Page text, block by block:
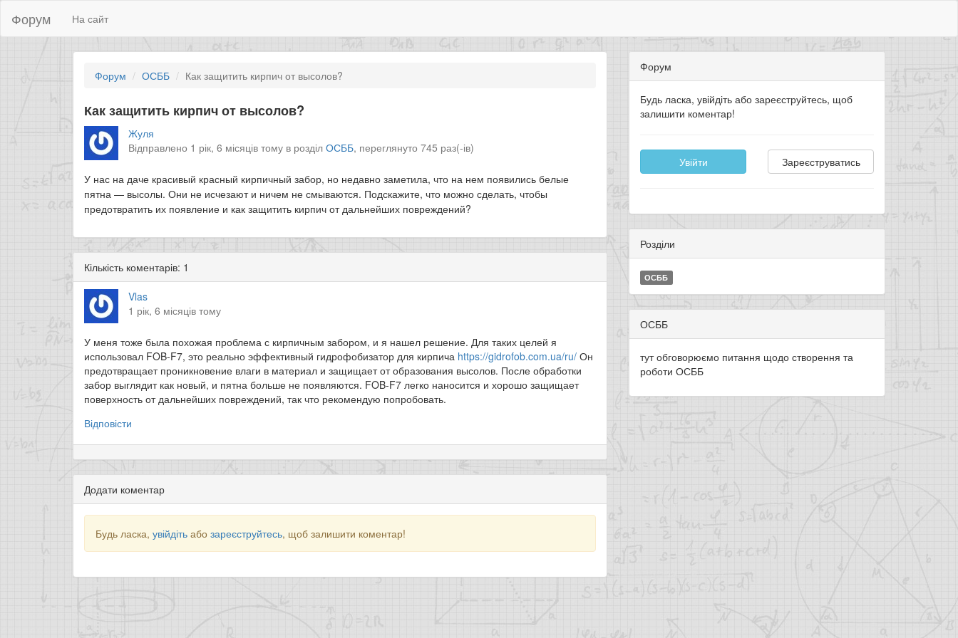
Форум На сайт
Форум ОСББ Как защитить кирпич от высолов?
Как защитить кирпич от высолов?
Жуля
Відправлено 1 рік, 6 місяців тому в розділОСББ, переглянуто 745 раз(-ів)
У нас на даче красивый красный кирпичный забор, но недавно заметила, что на нем появились белые
пятна — высолы. Они не исчезают и ничем не смываются. Подскажите, что можно сделать, чтобы
предотвратить их появление и как защитить кирпич от дальнейших повреждений?
Кількість коментарів: 1
Vlas
1 рік, 6 місяців тому
У меня тоже была похожая проблема с кирпичным забором, и я нашел решение. Для таких целей я
использовал FOB-F7, это реально эффективный гидрофобизатор для кирпича https://gidrofob.com.ua/ru/ Он
предотвращает проникновение влаги в материал и защищает от образования высолов. После обработки
забор выглядит как новый, и пятна больше не появляются. FOB-F7 легко наносится и хорошо защищает
поверхность от дальнейших повреждений, так что рекомендую попробовать.
Відповісти
Додати коментар
Будь ласка, увійдіть або зареєструйтесь, щоб залишити коментар!
Форум
Будь ласка, увійдіть або зареєструйтесь, щоб
залишити коментар!
Увійти Зареєструватись
Розділи
ОСББ
ОСББ
тут обговорюємо питання щодо створення та
роботи ОСББ